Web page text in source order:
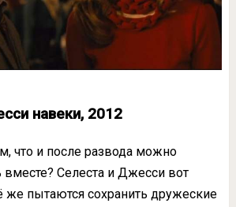
навеки, 2012
что и после развода можно
Селеста и Джесси вот
же пытаются сохранить дружеские